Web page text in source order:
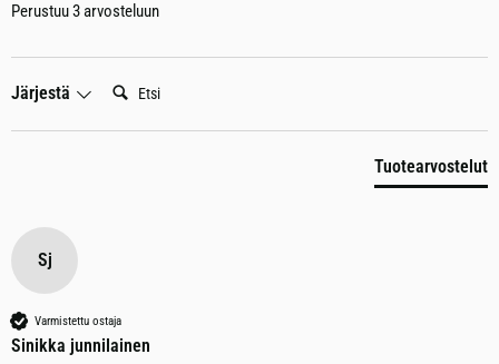
Perustuu 3 arvosteluun
Järjestä
Tuotearvostelut
Sj
Varmistettu ostaja
Sinikka junnilainen